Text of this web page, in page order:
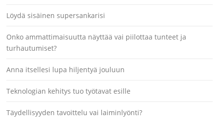
Löydä sisäinen supersankarisi
Onko ammattimaisuutta näyttää vai piilottaa tunteet ja
turhautumiset?
Anna itsellesi lupa hiljentyä jouluun
Teknologian kehitys tuo työtavat esille
Täydellisyyden tavoittelu vai laiminlyönti?